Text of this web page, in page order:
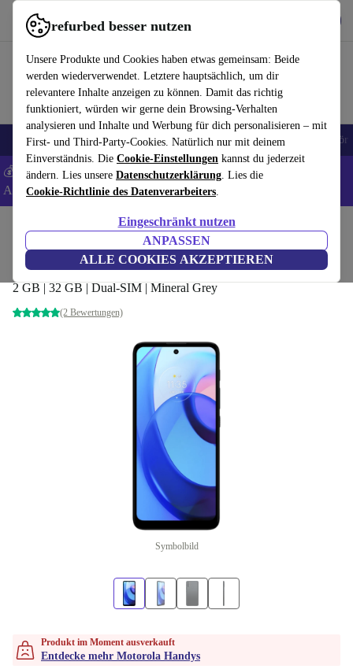
refurbed besser nutzen
Unsere Produkte und Cookies haben etwas gemeinsam: Beide
werden wiederverwendet. Letztere hauptsächlich, um dir
relevantere Inhalte anzeigen zu können. Damit das richtig
funktioniert, würden wir gerne dein Browsing-Verhalten
analysieren und Inhalte und Werbung für dich personalisieren – mit
First- und Third-Party-Cookies. Natürlich nur mit deinem
Einverständnis. Die Cookie-Einstellungen kannst du jederzeit
ändern. Lies unsere Datenschutzerklärung. Lies die
Cookie-Richtlinie des Datenverarbeiters.
Eingeschränkt nutzen
ANPASSEN
ALLE COOKIES AKZEPTIEREN
refurbed schnell und einfach nutzen
🎒 Back to school Handys Laptops Tablets Smartwatches Zubehör
💰 Extra -5% auf Samsung- und Google-Smartphones - Code:
ANDROID5 -AGB
Handys & Smartphones Motorola Handys
Motorola Moto E30
2 GB | 32 GB | Dual-SIM | Mineral Grey
(2 Bewertungen)
Symbolbild
Produkt im Moment ausverkauft
Entdecke mehr Motorola Handys